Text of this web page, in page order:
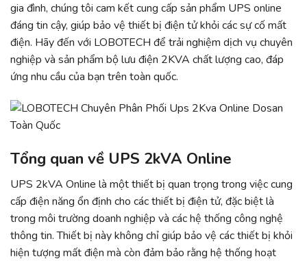
gia đình, chúng tôi cam kết cung cấp sản phẩm UPS online
đáng tin cậy, giúp bảo vệ thiết bị điện tử khỏi các sự cố mất
điện. Hãy đến với LOBOTECH để trải nghiệm dịch vụ chuyên
nghiệp và sản phẩm bộ lưu điện 2KVA chất lượng cao, đáp
ứng nhu cầu của bạn trên toàn quốc.
Tổng quan về UPS 2kVA Online
UPS 2kVA Online là một thiết bị quan trọng trong việc cung
cấp điện năng ổn định cho các thiết bị điện tử, đặc biệt là
trong môi trường doanh nghiệp và các hệ thống công nghệ
thông tin. Thiết bị này không chỉ giúp bảo vệ các thiết bị khỏi
hiện tượng mất điện mà còn đảm bảo rằng hệ thống hoạt